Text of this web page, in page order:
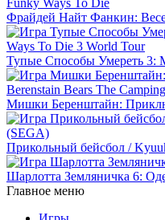
Фрайдей Найт Фанкин:
Тупые Способы Умереть 3:
Мишки Беренштайн:
Прикольный бейсбол /
Шарлотта Земляничка 6:
Главное меню